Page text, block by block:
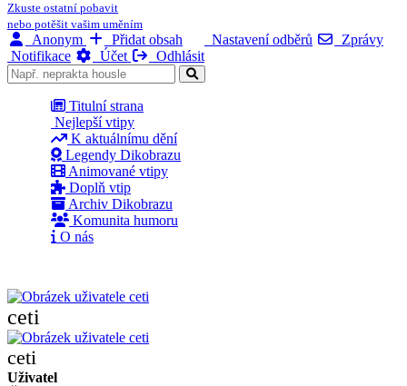
Zkuste ostatní pobavit
nebo potěšit vašim uměním
Anonym Přidat obsah Nastavení odběrů
Zprávy
Notifikace
Účet Odhlásit
Titulní strana
Nejlepší vtipy
K aktuálnímu dění
Legendy Dikobrazu
Animované vtipy
Doplň vtip
Archiv Dikobrazu
Komunita humoru
O nás
ceti
ceti
Uživatel